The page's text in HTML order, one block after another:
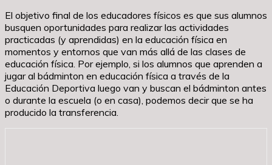
El objetivo final de los educadores físicos es que sus alumnos
busquen oportunidades para realizar las actividades
practicadas (y aprendidas) en la educación física en
momentos y entornos que van más allá de las clases de
educación física. Por ejemplo, si los alumnos que aprenden a
jugar al bádminton en educación física a través de la
Educación Deportiva luego van y buscan el bádminton antes
o durante la escuela (o en casa), podemos decir que se ha
producido la transferencia.